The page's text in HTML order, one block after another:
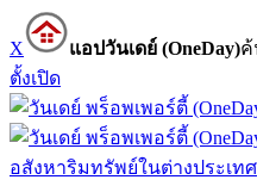
X แอปวันเดย์ (OneDay)ค้
ตั้งเปิด
อสังหาริมทรัพย์ในต่างประเทศ